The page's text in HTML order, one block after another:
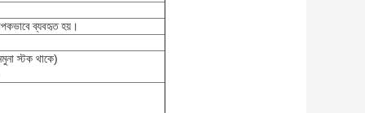
ব্যবহৃত হয়।
স্টক থাকে)